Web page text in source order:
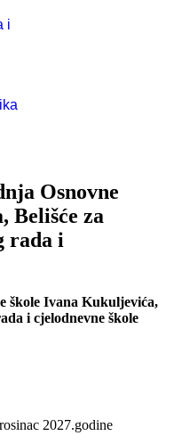
i
Osnovne
Belišće za
rada i
škole Ivana Kukuljevića,
i cjelodnevne škole
2027.godine